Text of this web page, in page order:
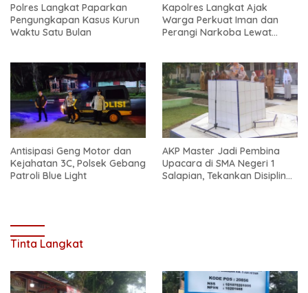
Polres Langkat Paparkan
Pengungkapan Kasus Kurun
Waktu Satu Bulan
Kapolres Langkat Ajak
Warga Perkuat Iman dan
Perangi Narkoba Lewat
Antisipasi Geng Motor dan
Kejahatan 3C, Polsek Gebang
Patroli Blue Light
AKP Master Jadi Pembina
Upacara di SMA Negeri 1
Salapian, Tekankan Disiplin
Tinta Langkat